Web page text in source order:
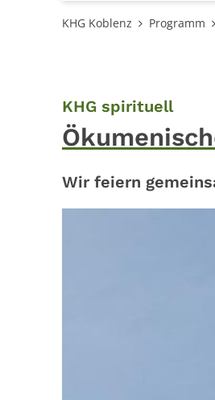
KHG Koblenz Programm
KHG spirituell:
Wir feiern